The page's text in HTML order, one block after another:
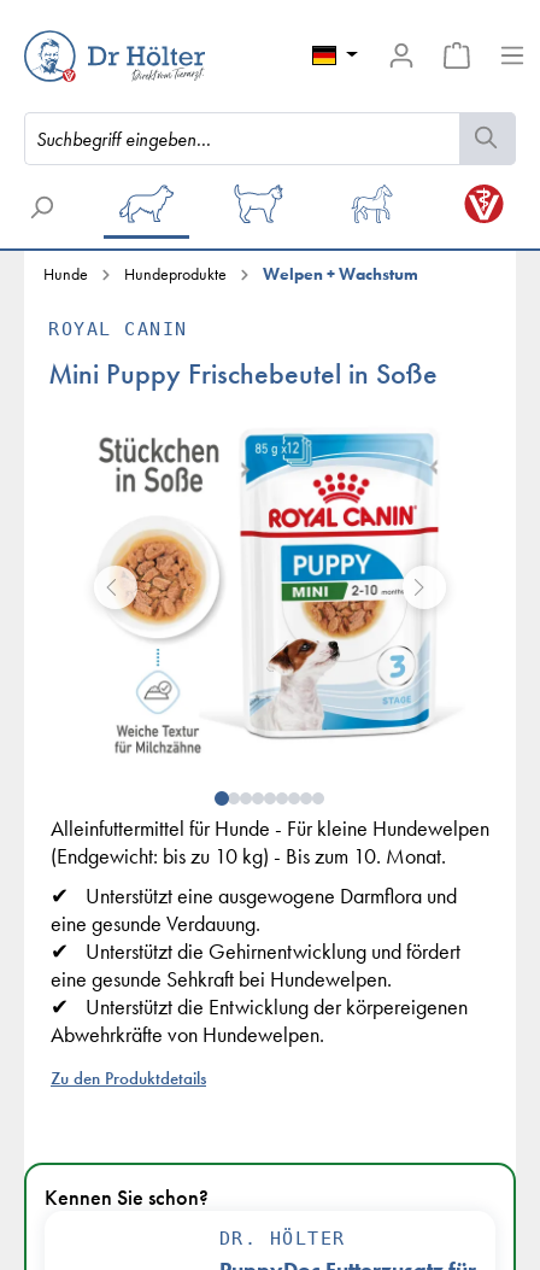
Hunde Hundeprodukte Welpen + Wachstum
ROYAL CANIN
Mini Puppy Frischebeutel in Soße
Alleinfuttermittel für Hunde - Für kleine Hundewelpen
(Endgewicht: bis zu 10 kg) - Bis zum 10. Monat.
Unterstützt eine ausgewogene Darmflora und
eine gesunde Verdauung.
Unterstützt die Gehirnentwicklung und fördert
eine gesunde Sehkraft bei Hundewelpen.
Unterstützt die Entwicklung der körpereigenen
Abwehrkräfte von Hundewelpen.
Zu den Produktdetails
Kennen Sie schon?
DR. HÖLTER